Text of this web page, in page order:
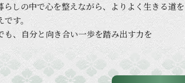
らしの中で心を整えながら、 より よく 生きる道を
す。
、 自分と向き合い一歩を踏み出す力を